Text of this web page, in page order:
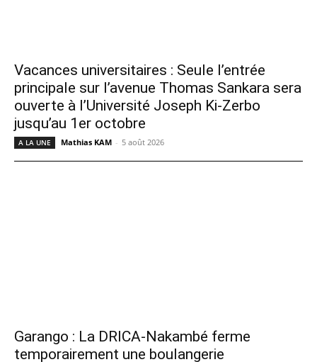
Vacances universitaires : Seule l’entrée
principale sur l’avenue Thomas Sankara sera
ouverte à l’Université Joseph Ki-Zerbo
jusqu’au 1er octobre
A LA UNE Mathias KAM - 5 août 2026
Garango : La DRICA-Nakambé ferme
temporairement une boulangerie